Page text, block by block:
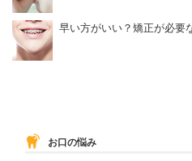
早い方がいい？矯正が必要
お口の悩み